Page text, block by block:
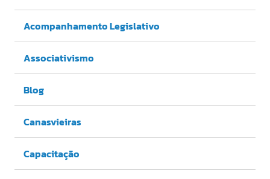
Acompanhamento Legislativo
Associativismo
Blog
Canasvieiras
Capacitação